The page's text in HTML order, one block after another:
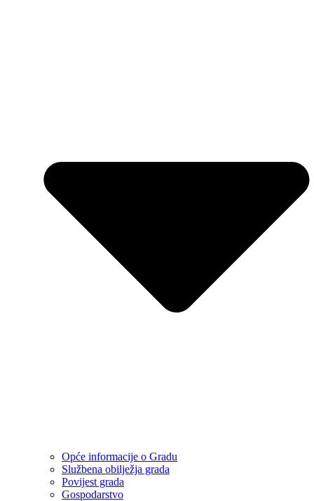
Opće informacije o Gradu
Službena obilježja grada
Povijest grada
Gospodarstvo